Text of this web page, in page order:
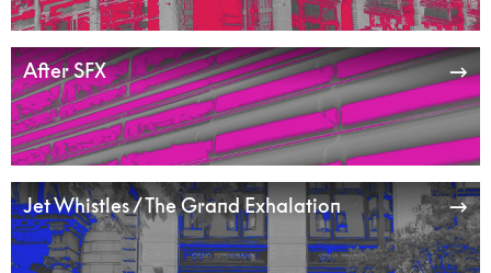
After SFX
Jet Whistles / The Grand Exhalation